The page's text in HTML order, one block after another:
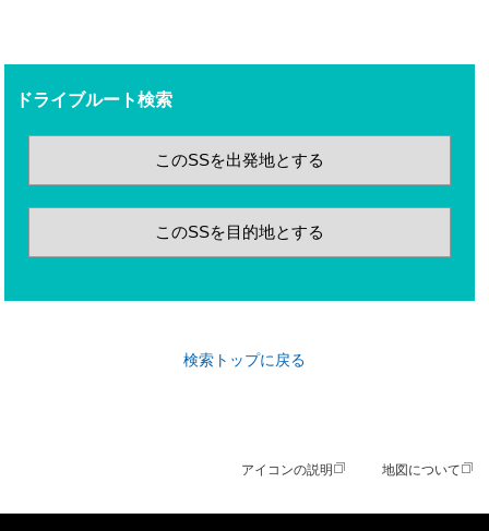
ドライブルート検索
このSSを出発地とする
このSSを目的地とする
検索トップに戻る
アイコンの説明 地図について